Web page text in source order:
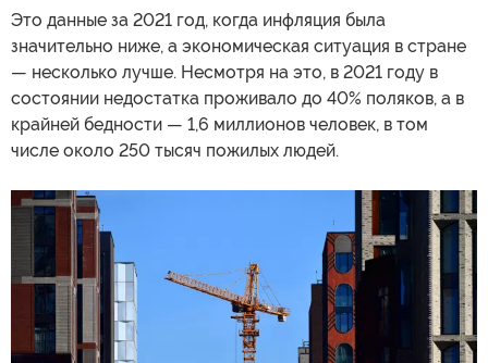
Это данные за 2021 год, когда инфляция была
значительно ниже, а экономическая ситуация в стране
— несколько лучше. Несмотря на это, в 2021 году в
состоянии недостатка проживало до 40% поляков, а в
крайней бедности — 1,6 миллионов человек, в том
числе около 250 тысяч пожилых людей.